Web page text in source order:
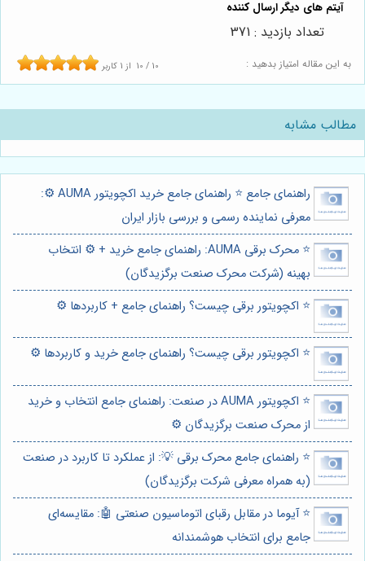
به این مقاله امتیاز بدهید : 10 / 10 از 1 کاربر
تعداد بازدید : 371
مطالب مشابه
راهنمای جامع ⭐️ راهنمای جامع خرید اکچویتور AUMA ⚙️:
معرفی نماینده رسمی و بررسی بازار ایران
⭐️ محرک برقی AUMA: راهنمای جامع خرید + ⚙️ انتخاب
بهینه (شرکت محرک صنعت برگزیدگان)
⭐️ اکچویتور برقی چیست؟ راهنمای جامع + کاربردها ⚙️
⭐️ اکچویتور برقی چیست؟ راهنمای جامع خرید و کاربردها ⚙️
⭐️ اکچویتور AUMA در صنعت: راهنمای جامع انتخاب و خرید
از محرک صنعت برگزیدگان ⚙️
⭐️ راهنمای جامع محرک برقی 💡: از عملکرد تا کاربرد در صنعت
(به همراه معرفی شرکت برگزیدگان)
⭐️ آیوما در مقابل رقبای اتوماسیون صنعتی 🤖: مقایسه‌ای
جامع برای انتخاب هوشمندانه